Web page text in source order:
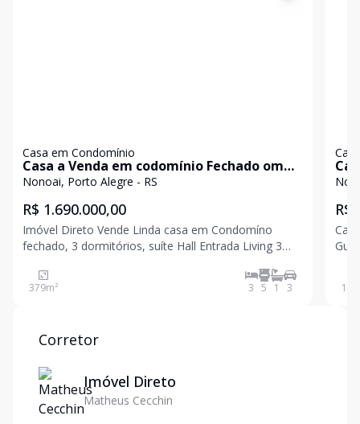
Casa em Condomínio
Casa a Venda em codomínio Fechado om
379m2 3dormitórios Bairro Nonoai
Nonoai, Porto Alegre - RS
R$ 1.690.000,00
Imóvel Direto Vende Linda casa em Condomíno
fechado, 3 dormitórios, suíte Hall Entrada Living 3
indescritível vista para Rio. No Pavimento superior
ampla sala multiuso. Piscina aquecida, Placas Solar,
379m² 3 5 1 3
R$
182
Corretor
Imóvel Direto
Matheus Cecchin